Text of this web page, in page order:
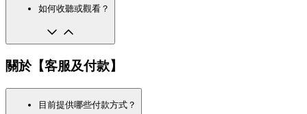
如何收聽或觀看？
關於【客服及付款】
目前提供哪些付款方式？